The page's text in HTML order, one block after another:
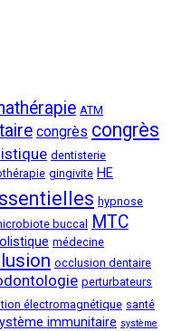
ATM
congrès congrès
dentisterie
gingivite HE
hypnose
buccal MTC
médecine
occlusion dentaire
perturbateurs
électromagnétique santé
immunitaire système